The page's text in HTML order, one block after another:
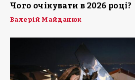
Чого очікувати в 2026 році?
Валерій Майданюк